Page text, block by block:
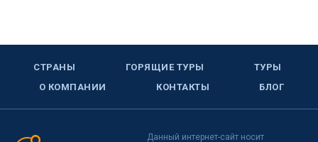
СТРАНЫ ГОРЯЩИЕ ТУРЫ
ТУРЫ
О КОМПАНИИ
КОНТАКТЫ БЛОГ
Данный интернет-сайт носит